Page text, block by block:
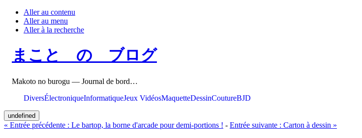
Aller au contenu
Aller au menu
Aller à la recherche
まこと の ブログ
Makoto no burogu — Journal de bord…
DiversÉlectroniqueInformatiqueJeux VidéosMaquetteDessinCoutureBJD
undefined
« Entrée précédente : Le bartop, la borne d'arcade pour demi-portions ! - Entrée suivante : Carton à dessin »